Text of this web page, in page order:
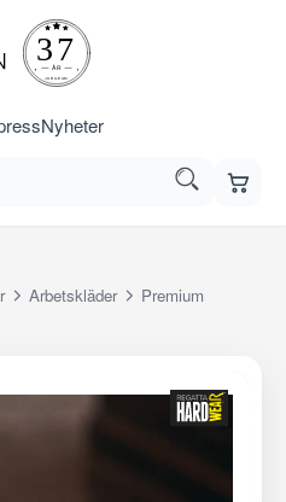
Nyheter
Arbetskläder
Premium